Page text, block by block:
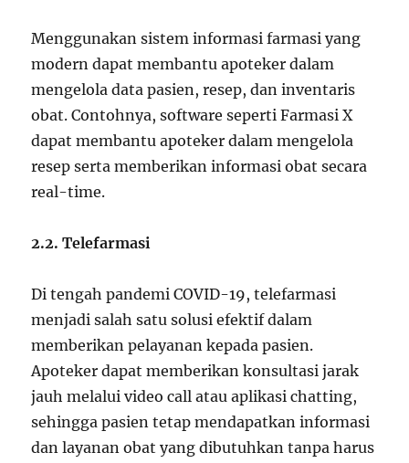
Menggunakan sistem informasi farmasi yang
modern dapat membantu apoteker dalam
mengelola data pasien, resep, dan inventaris
obat. Contohnya, software seperti Farmasi X
dapat membantu apoteker dalam mengelola
resep serta memberikan informasi obat secara
real-time.
2.2. Telefarmasi
Di tengah pandemi COVID-19, telefarmasi
menjadi salah satu solusi efektif dalam
memberikan pelayanan kepada pasien.
Apoteker dapat memberikan konsultasi jarak
jauh melalui video call atau aplikasi chatting,
sehingga pasien tetap mendapatkan informasi
dan layanan obat yang dibutuhkan tanpa harus